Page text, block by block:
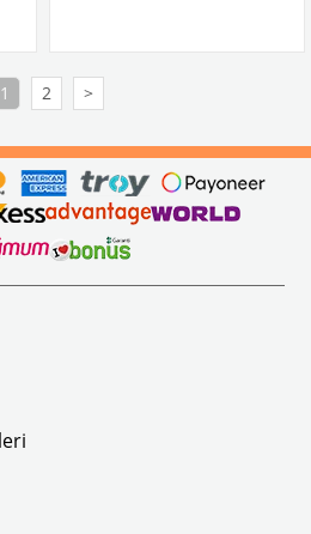
No: 111971909
1 2 >